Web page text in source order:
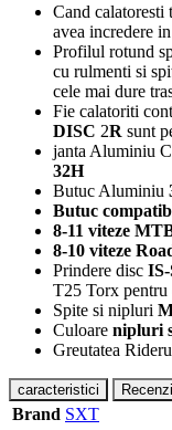
Cand calatoresti
avea incredere in
Profilul rotund
cu rulmenti si
cele mai dure
Fie calatoriti
DISC 2R sunt
janta Aluminiu
32H
Butuc Aluminiu
Butuc
8-11 viteze
8-10 viteze
Prindere disc
T25 Torx pentru
Spite si nipluri
Culoare nipluri
Greutatea
caracteristici
Brand SXT